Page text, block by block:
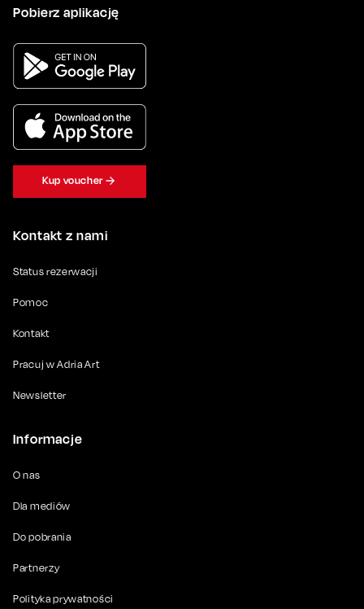
Kontakt z nami
Status rezerwacji
Pomoc
Kontakt
Pracuj w Adria Art
Newsletter
Informacje
O nas
Dla mediów
Do pobrania
Partnerzy
Polityka prywatności
Pobierz aplikację
Kup voucher